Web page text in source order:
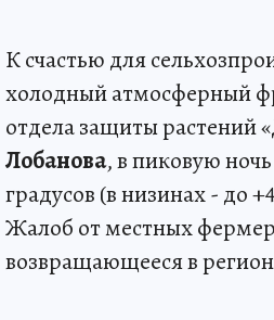
К счастью для
холодный атмосферный
отдела защиты растений
Лобанова, в пиковую
градусов (в низинах - до
Жалоб от местных
возвращающееся в